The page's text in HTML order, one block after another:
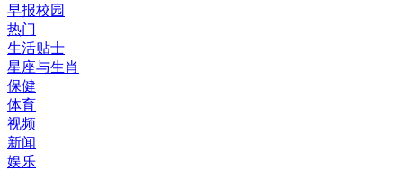
早报校园
热门
生活贴士
星座与生肖
保健
体育
视频
新闻
娱乐